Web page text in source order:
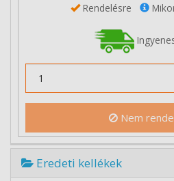
Rendelésre
Nem
Eredeti kellékek